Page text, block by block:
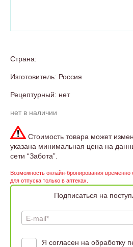
Страна:
Изготовитель: Россия
Рецептурный: нет
нет в наличии
Стоимость товара может
указана минимальная цена на
сети “Забота”.
Возможность онлайн-бронирования временно
для отпуска только в аптеках.
Подписаться на
E-mail*
Я согласен на обработку